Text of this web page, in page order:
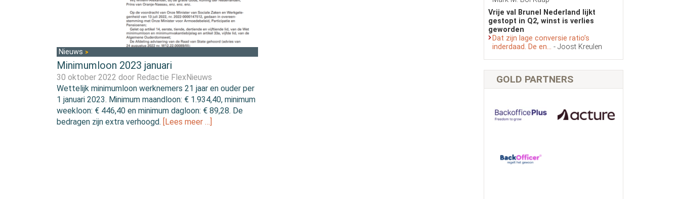
Nieuws
Minimumloon 2023 januari
30 oktober 2022 door Redactie FlexNieuws
Wettelijk minimumloon werknemers 21 jaar en ouder per
1 januari 2023. Minimum maandloon: € 1.934,40, minimum
weekloon: € 446,40 en minimum dagloon: € 89,28. De
bedragen zijn extra verhoogd. [Lees meer …]
Vrije val Brunel Nederland lijkt
gestopt in Q2, winst is verlies
geworden
Dat zijn lage conversie ratio’s
inderdaad. De en... - Joost Kreulen
GOLD PARTNERS